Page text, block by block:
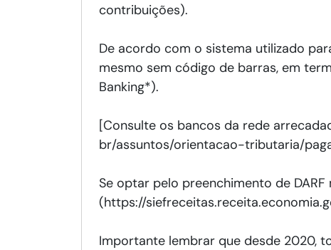
contribuições).
De acordo com o sistema utilizado
mesmo sem código de barras, em
Banking*).
[Consulte os bancos da rede
br/assuntos/orientacao-tributaria/
Se optar pelo preenchimento de
(https://
Importante lembrar que desde 2020,